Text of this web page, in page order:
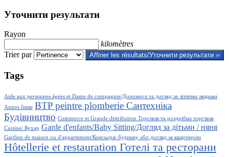
Уточнити результати
Rayon
kilomètres
Trier par
Affiner les résultats/Уточнити результати ››
Tags
Aide aux personnes âgées et Dame de compagnie/Допомога та догляд за літніми людьми
Autres Інше BTP peintre plomberie Сантехніка
Будівництво Commerce et Grande distribution Торгівля та роздрібна торгівля
Cuisine/ Кухар Garde d'enfants/Baby Sitting/Догляд за дітьми / няня
Gardien de maison ou d'appartement/Консьєрж будинку або догляд за квартирою
Hôtellerie et restauration Готелі та ресторани